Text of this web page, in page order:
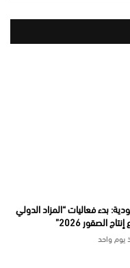
بدء فعاليات “المزاد الدولي
الصقور 2026”
يوم واحد